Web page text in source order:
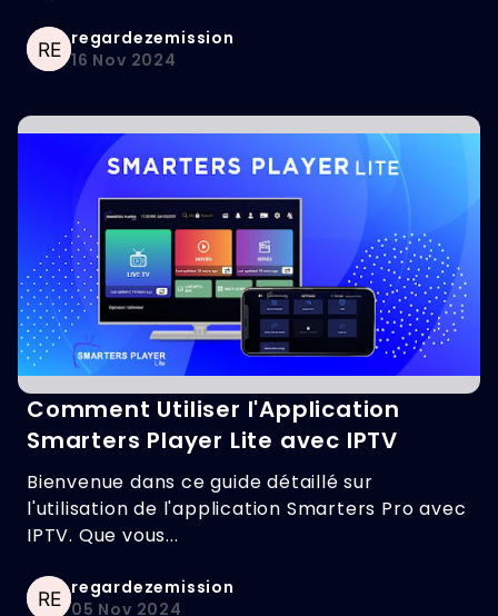
regardezemission
16 Nov 2024
Comment Utiliser l'Application
Smarters Player Lite avec IPTV
Bienvenue dans ce guide détaillé sur
l'utilisation de l'application Smarters Pro avec
IPTV. Que vous...
regardezemission
05 Nov 2024